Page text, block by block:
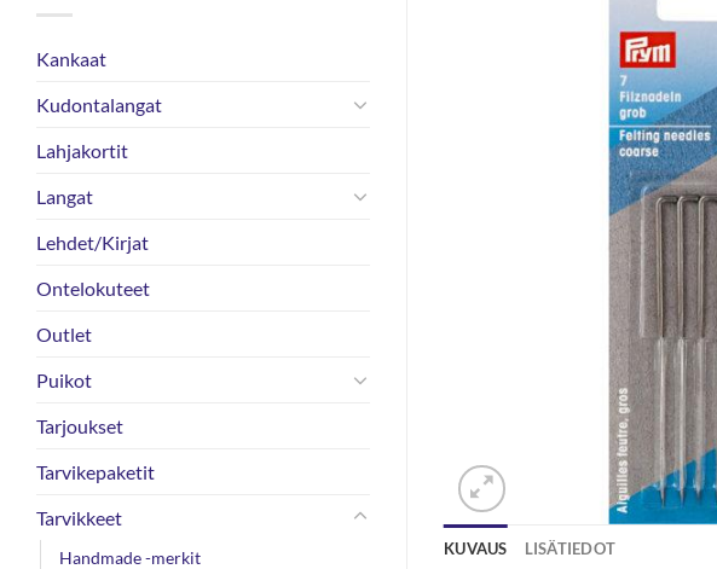
Kankaat
Kudontalangat
Lahjakortit
Langat
Lehdet/Kirjat
Ontelokuteet
Outlet
Puikot
Tarjoukset
Tarvikepaketit
Tarvikkeet
Handmade -merkit
KUVAUS LISÄTIEDOT